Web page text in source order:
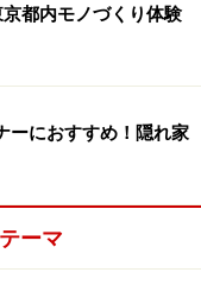
都内モノづくり体験
ーにおすすめ！隠れ家
ーマ